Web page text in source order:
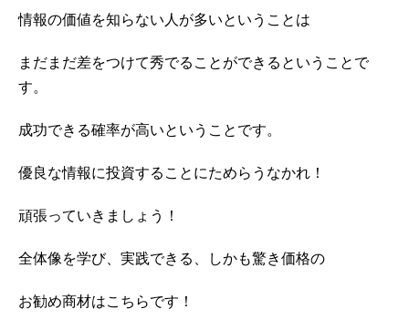
情報の価値を知らない人が多いということは
まだまだ差をつけて秀でることができるということで
す。
成功できる確率が高いということです。
優良な情報に投資することにためらうなかれ！
頑張っていきましょう！
全体像を学び、実践できる、しかも驚き価格の
お勧め商材はこちらです！